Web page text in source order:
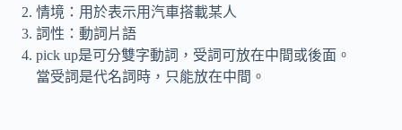
情境：用於表示用汽車搭載某人
詞性：動詞片語
pick up是可分雙字動詞，受詞可放在中間或後面。
當受詞是代名詞時，只能放在中間。